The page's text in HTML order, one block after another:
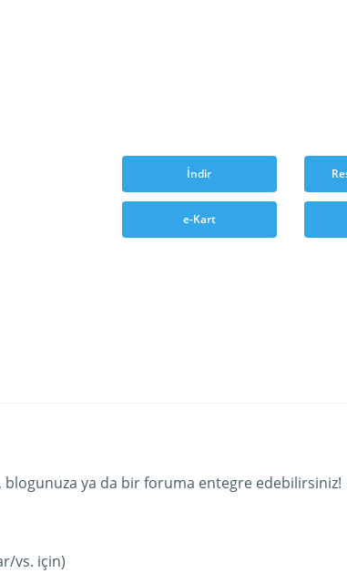
İndir
e-Kart
ya da bir foruma entegre edebilirsiniz!
vs. için)